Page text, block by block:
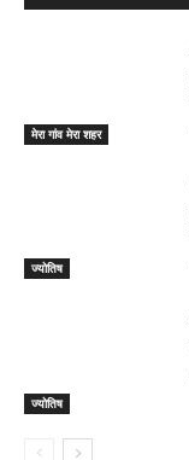
मेरा गांव मेरा शहर
ज्योतिष
ज्योतिष